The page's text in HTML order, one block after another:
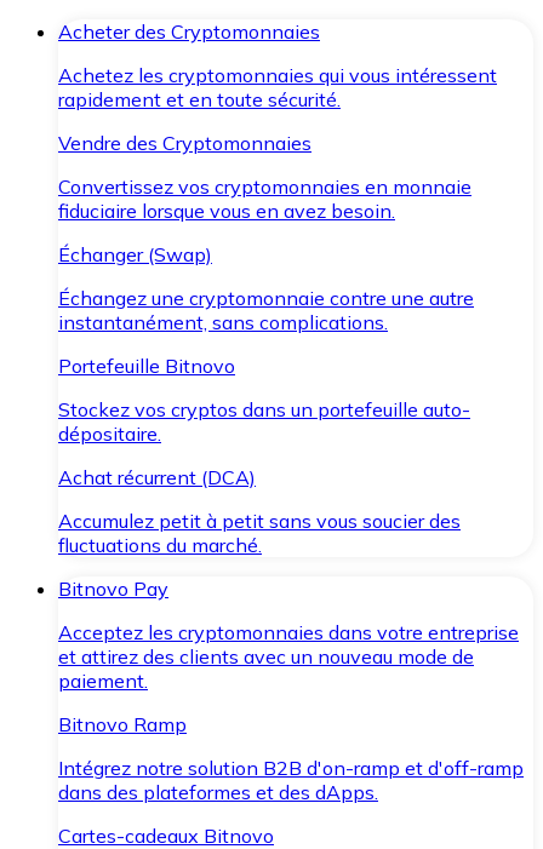
Acheter des Cryptomonnaies
Achetez les cryptomonnaies qui vous intéressent
rapidement et en toute sécurité.
Vendre des Cryptomonnaies
Convertissez vos cryptomonnaies en monnaie
fiduciaire lorsque vous en avez besoin.
Échanger (Swap)
Échangez une cryptomonnaie contre une autre
instantanément, sans complications.
Portefeuille Bitnovo
Stockez vos cryptos dans un portefeuille auto-
dépositaire.
Achat récurrent (DCA)
Accumulez petit à petit sans vous soucier des
fluctuations du marché.
Bitnovo Pay
Acceptez les cryptomonnaies dans votre entreprise
et attirez des clients avec un nouveau mode de
paiement.
Bitnovo Ramp
Intégrez notre solution B2B d'on-ramp et d'off-ramp
dans des plateformes et des dApps.
Cartes-cadeaux Bitnovo